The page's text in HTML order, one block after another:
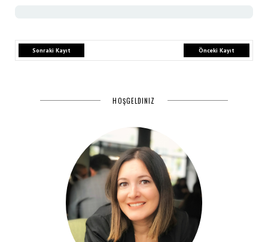
Sonraki Kayıt Önceki Kayıt
HOŞGELDINIZ